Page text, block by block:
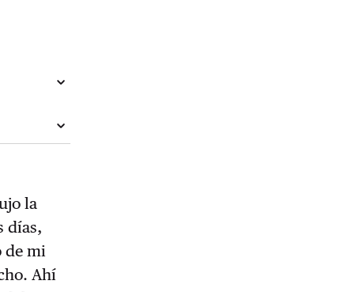
la
días,
de mi
Ahí